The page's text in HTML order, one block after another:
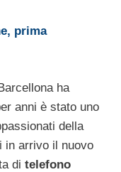
prima
ha
anni è stato uno
della
in arrivo il nuovo
di telefono